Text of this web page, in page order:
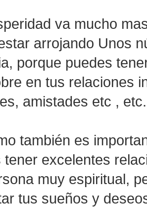
va mucho
arrojando Unos
porque puedes
en tus relaciones
amistades etc , etc.
también es
tener excelentes
muy espiritual,
tus sueños y